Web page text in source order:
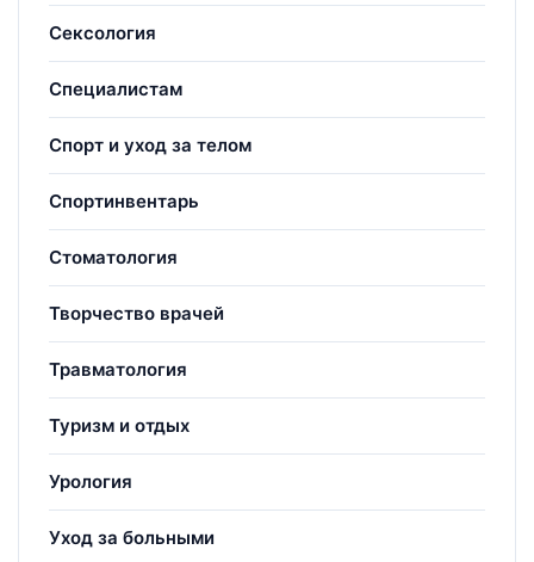
Сексология
Специалистам
Спорт и уход за телом
Спортинвентарь
Стоматология
Творчество врачей
Травматология
Туризм и отдых
Урология
Уход за больными